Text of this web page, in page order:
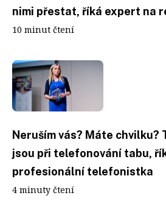
nimi přestat, říká expert na
10 minut čtení
Neruším vás? Máte chvilku?
jsou při telefonování tabu,
profesionální telefonistka
4 minuty čtení